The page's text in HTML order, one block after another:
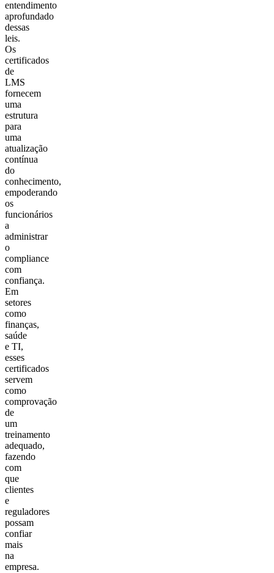
entendimento
aprofundado
dessas
leis.
Os
certificados
de
LMS
fornecem
uma
estrutura
para
uma
atualização
contínua
do
conhecimento,
empoderando
os
funcionários
a
administrar
o
compliance
com
confiança.
Em
setores
como
finanças,
saúde
e TI,
esses
certificados
servem
como
comprovação
de
um
treinamento
adequado,
fazendo
com
que
clientes
e
reguladores
possam
confiar
mais
na
empresa.